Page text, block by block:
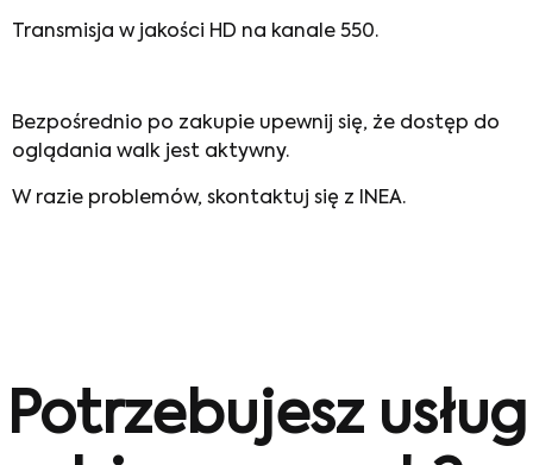
Transmisja w jakości HD na kanale 550.
Bezpośrednio po zakupie upewnij się, że dostęp do
oglądania walk jest aktywny.
W razie problemów, skontaktuj się z INEA.
Potrzebujesz usług